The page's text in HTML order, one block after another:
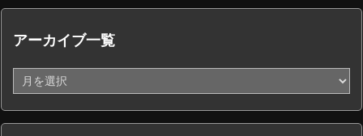
アーカイブ一覧
ー
カ
イ